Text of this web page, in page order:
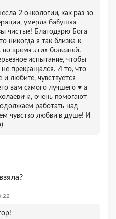
2 онкологии, как раз во
умерла бабушка…
чистые! Благодарю Бога
никогда я так близка к
время этих болезней.
испытание, чтобы
прекращался. И то, что
и любите, чувствуется
вам самого лучшего ♥️ а
очень помогают
работать над
чувство любви в душе! И